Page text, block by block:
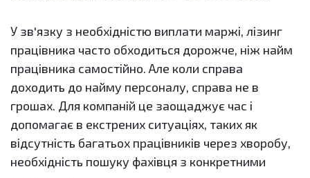
У зв'язку з необхідністю виплати маржі, лізинг
працівника часто обходиться дорожче, ніж найм
працівника самостійно. Але коли справа
доходить до найму персоналу, справа не в
грошах. Для компаній це заощаджує час і
допомагає в екстрених ситуаціях, таких як
відсутність багатьох працівників через хворобу,
необхідність пошуку фахівця з конкретними